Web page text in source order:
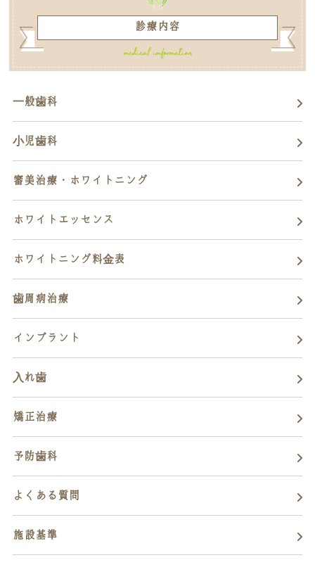
診療内容
一般歯科
小児歯科
審美治療・ホワイトニング
ホワイトエッセンス
ホワイトニング料金表
歯周病治療
インプラント
入れ歯
矯正治療
予防歯科
よくある質問
施設基準